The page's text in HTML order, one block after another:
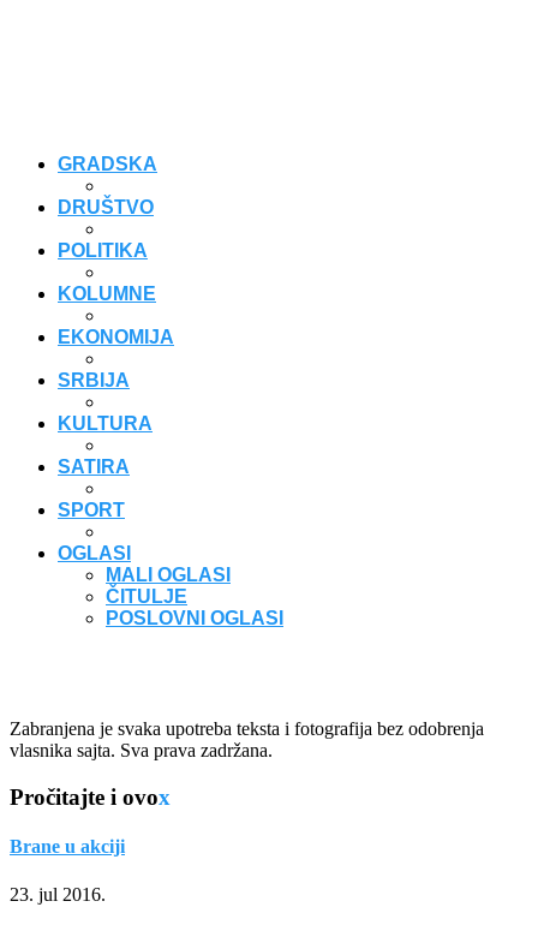
GRADSKA
DRUŠTVO
POLITIKA
KOLUMNE
EKONOMIJA
SRBIJA
KULTURA
SATIRA
SPORT
OGLASI
MALI OGLASI
ČITULJE
POSLOVNI OGLASI
Zabranjena je svaka upotreba teksta i fotografija bez odobrenja
vlasnika sajta. Sva prava zadržana.
Pročitajte i ovox
Brane u akciji
23. jul 2016.